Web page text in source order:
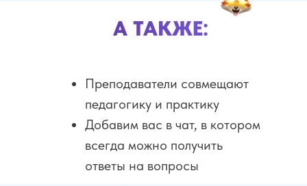
А ТАКЖЕ:
Преподаватели совмещают
педагогику и практику
Добавим вас в чат, в котором
всегда можно получить
ответы на вопросы